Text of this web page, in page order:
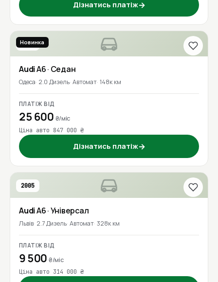
Дізнатись платіж→
2016
Новинка
AudiA6· Седан
Одеса 2.0 Дизель Автомат 148к км
ПЛАТІЖ ВІД
25 600 ₴/міс
Ціна авто 847 000 ₴
Дізнатись платіж→
2005
AudiA6· Універсал
Львів 2.7 Дизель Автомат 328к км
ПЛАТІЖ ВІД
9 500₴/міс
Ціна авто 314 000 ₴